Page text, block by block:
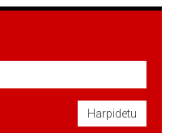
Harpidetu